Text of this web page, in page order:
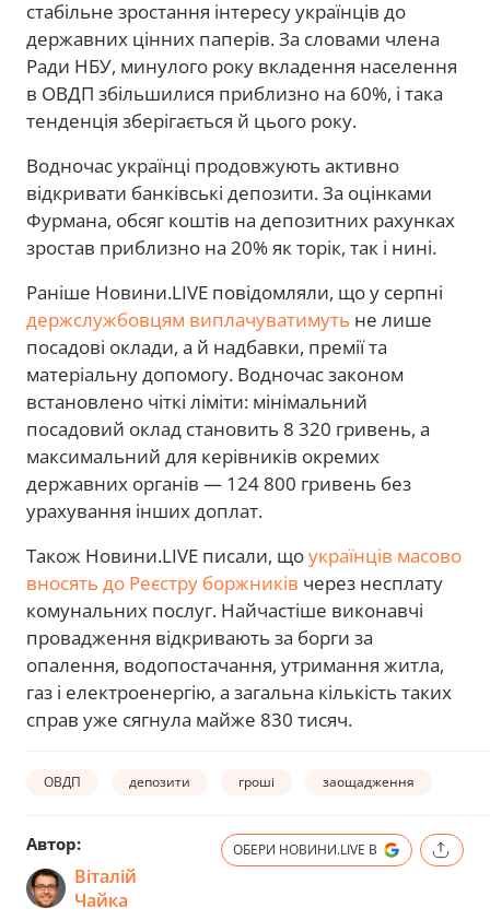
стабільне зростання інтересу українців до
державних цінних паперів. За словами члена
Ради НБУ, минулого року вкладення населення
в ОВДП збільшилися приблизно на 60%, і така
тенденція зберігається й цього року.
Водночас українці продовжують активно
відкривати банківські депозити. За оцінками
Фурмана, обсяг коштів на депозитних рахунках
зростав приблизно на 20% як торік, так і нині.
Раніше Новини.LIVE повідомляли, що у серпні
держслужбовцям виплачуватимуть не лише
посадові оклади, а й надбавки, премії та
матеріальну допомогу. Водночас законом
встановлено чіткі ліміти: мінімальний
посадовий оклад становить 8 320 гривень, а
максимальний для керівників окремих
державних органів — 124 800 гривень без
урахування інших доплат.
Також Новини.LIVE писали, щоукраїнців масово
вносять до Реєстру боржників через несплату
комунальних послуг. Найчастіше виконавчі
провадження відкривають за борги за
опалення, водопостачання, утримання житла,
газ і електроенергію, а загальна кількість таких
справ уже сягнула майже 830 тисяч.
ОВДП депозити гроші заощадження
Автор:
Віталій
Чайка
ОБЕРИ НОВИНИ.LIVE В